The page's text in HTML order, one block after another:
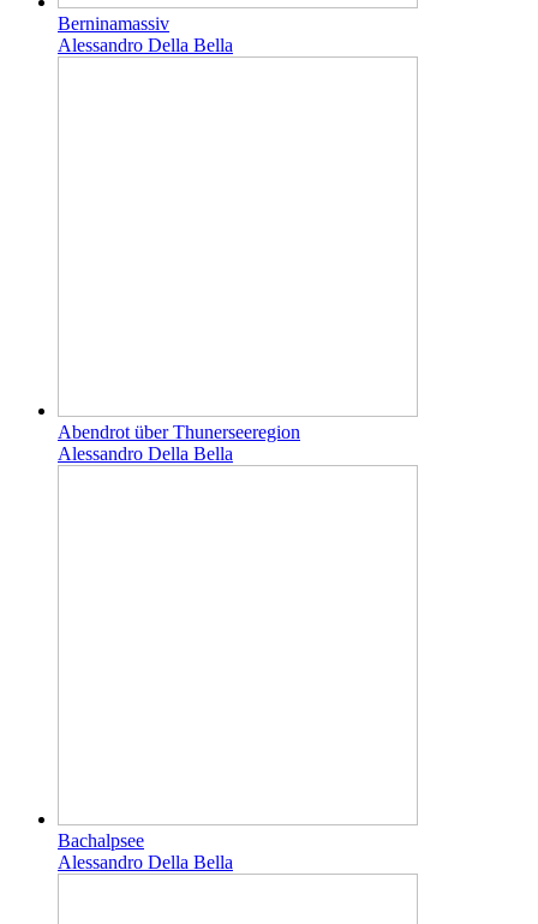
Berninamassiv
Alessandro Della Bella
Abendrot über Thunerseeregion
Alessandro Della Bella
Bachalpsee
Alessandro Della Bella